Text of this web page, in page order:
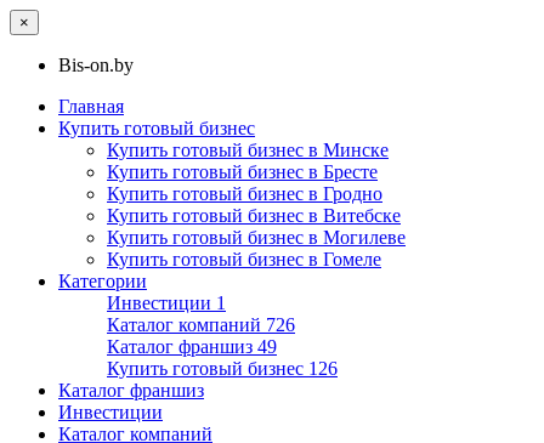
×
Bis-on.by
Главная
Купить готовый бизнес
Купить готовый бизнес в Минске
Купить готовый бизнес в Бресте
Купить готовый бизнес в Гродно
Купить готовый бизнес в Витебске
Купить готовый бизнес в Могилеве
Купить готовый бизнес в Гомеле
Категории
Инвестиции 1
Каталог компаний 726
Каталог франшиз 49
Купить готовый бизнес 126
Каталог франшиз
Инвестиции
Каталог компаний